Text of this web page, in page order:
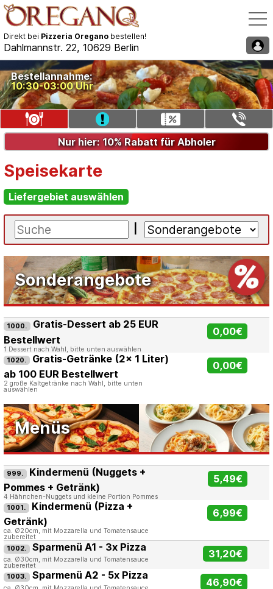
Direkt bei Pizzeria Oregano bestellen!
Dahlmannstr. 22, 10629 Berlin
Speisekarte / Bestellen
Liefergebiet auswählen
Gutschein eingeben
Telefon: 030/35521340
Bestellannahme:
10:30-03:00 Uhr
Nur hier: 10% Rabatt für Abholer
Speisekarte
Liefergebiet auswählen
Sonderangebote
1000. Gratis-Dessert ab 25 EUR
Bestellwert
1 Dessert nach Wahl, bitte unten auswählen
0,00€
1020. Gratis-Getränke (2x 1 Liter)
ab 100 EUR Bestellwert
2 große Kaltgetränke nach Wahl, bitte unten
auswählen
0,00€
Menüs
999. Kindermenü (Nuggets +
Pommes + Getränk)
4 Hähnchen-Nuggets und kleine Portion Pommes
5,49€
1001. Kindermenü (Pizza +
Getränk)
ca. Ø20cm, mit Mozzarella und Tomatensauce
zubereitet
6,99€
1002. Sparmenü A1 - 3x Pizza
ca. Ø30cm, mit Mozzarella und Tomatensauce
zubereitet
31,20€
1003. Sparmenü A2 - 5x Pizza
46,90€